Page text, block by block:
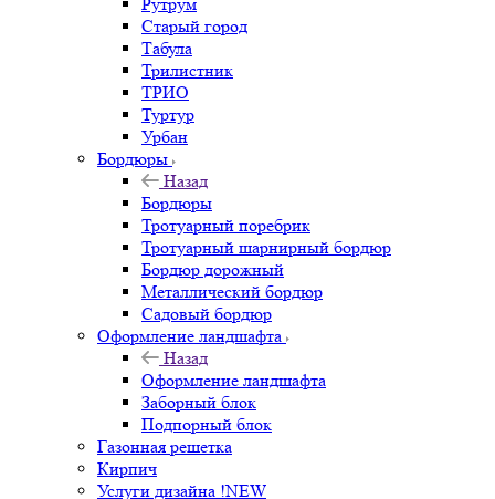
Старый город
Табула
Трилистник
ТРИО
Туртур
Урбан
Бордюры
Назад
Бордюры
Тротуарный поребрик
Тротуарный шарнирный бордюр
Бордюр дорожный
Металлический бордюр
Садовый бордюр
Оформление ландшафта
Назад
Оформление ландшафта
Заборный блок
Подпорный блок
Газонная решетка
Кирпич
Услуги дизайна !NEW